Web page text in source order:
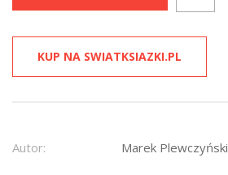
KUP NA SWIATKSIAZKI.PL
Autor: Marek Plewczyński